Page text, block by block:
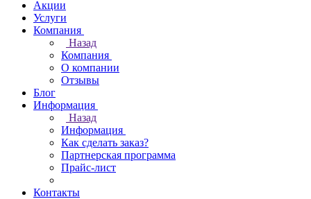
Акции
Услуги
Компания
Назад
Компания
О компании
Отзывы
Блог
Информация
Назад
Информация
Как сделать заказ?
Партнерская программа
Прайс-лист
Контакты